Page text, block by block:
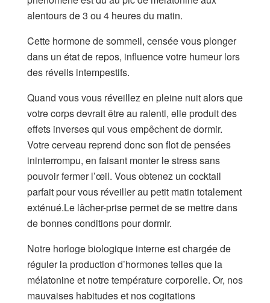
alentours de 3 ou 4 heures du matin.
Cette hormone de sommeil, censée vous plonger
dans un état de repos, influence votre humeur lors
des réveils intempestifs.
Quand vous vous réveillez en pleine nuit alors que
votre corps devrait être au ralenti, elle produit des
effets inverses qui vous empêchent de dormir.
Votre cerveau reprend donc son flot de pensées
ininterrompu, en faisant monter le stress sans
pouvoir fermer l’œil. Vous obtenez un cocktail
parfait pour vous réveiller au petit matin totalement
exténué.Le lâcher-prise permet de se mettre dans
de bonnes conditions pour dormir.
Notre horloge biologique interne est chargée de
réguler la production d’hormones telles que la
mélatonine et notre température corporelle. Or, nos
mauvaises habitudes et nos cogitations